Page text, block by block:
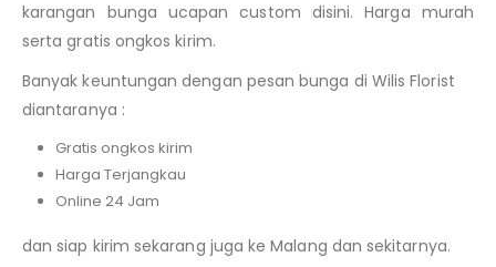
karangan bunga ucapan custom disini. Harga murah
serta gratis ongkos kirim.
Banyak keuntungan dengan pesan bunga di Wilis Florist
diantaranya :
Gratis ongkos kirim
Harga Terjangkau
Online 24 Jam
dan siap kirim sekarang juga ke Malang dan sekitarnya.